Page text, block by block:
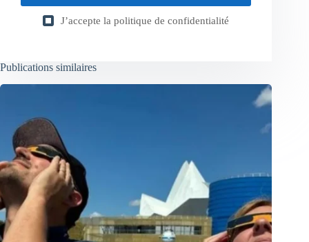
J’accepte la politique de confidentialité
Publications similaires